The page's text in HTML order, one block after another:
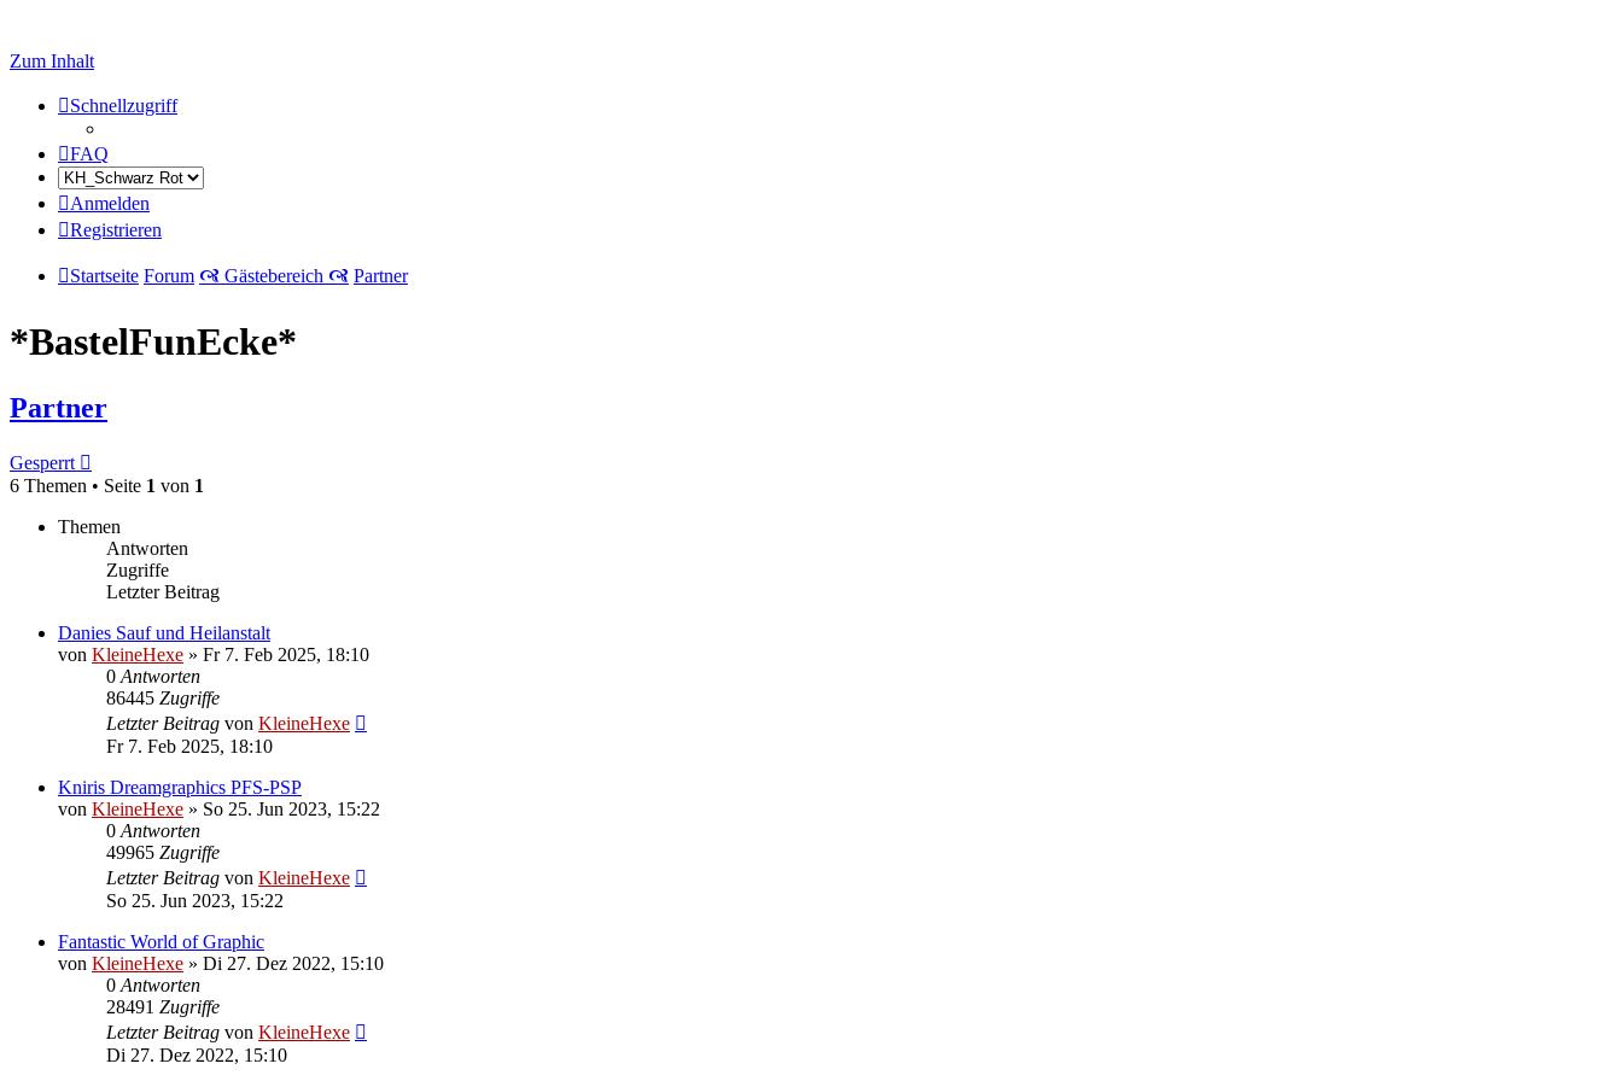
Zum Inhalt
Schnellzugriff
FAQ
Anmelden
Registrieren
Startseite Forum 🙧 Gästebereich 🙧 Partner
*BastelFunEcke*
Partner
Gesperrt
6 Themen • Seite 1 von 1
Themen
Antworten
Zugriffe
Letzter Beitrag
Danies Sauf und Heilanstalt
von KleineHexe » Fr 7. Feb 2025, 18:10
0 Antworten
86445 Zugriffe
Letzter Beitrag von KleineHexe
Fr 7. Feb 2025, 18:10
Kniris Dreamgraphics PFS-PSP
von KleineHexe » So 25. Jun 2023, 15:22
0 Antworten
49965 Zugriffe
Letzter Beitrag von KleineHexe
So 25. Jun 2023, 15:22
Fantastic World of Graphic
von KleineHexe » Di 27. Dez 2022, 15:10
0 Antworten
28491 Zugriffe
Letzter Beitrag von KleineHexe
Di 27. Dez 2022, 15:10